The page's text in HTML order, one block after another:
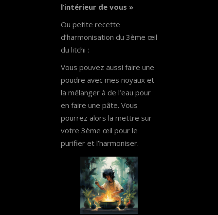
l’intérieur de vous »
Ou petite recette
d’harmonisation du 3ème œil
du litchi :
Vous pouvez aussi faire une
poudre avec mes noyaux et
la mélanger à de l’eau pour
en faire une pâte. Vous
pourrez alors la mettre sur
votre 3ème œil pour le
purifier et l’harmoniser.